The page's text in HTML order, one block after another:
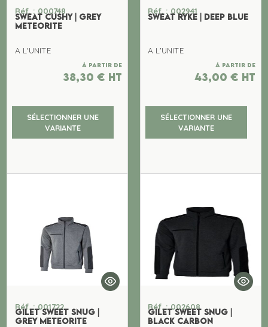
Réf. : 000748
SWEAT CUSHY | GREY
METEORITE
A L'UNITE
À partir de
38,30 € ht
SÉLECTIONNER UNE
VARIANTE
Réf. : 002941
SWEAT RYKE | DEEP BLUE
A L'UNITE
À partir de
43,00 € ht
SÉLECTIONNER UNE
VARIANTE
Réf. : 001722
GILET SWEET SNUG |
GREY METEORITE
Réf. : 002608
GILET SWEET SNUG |
BLACK CARBON